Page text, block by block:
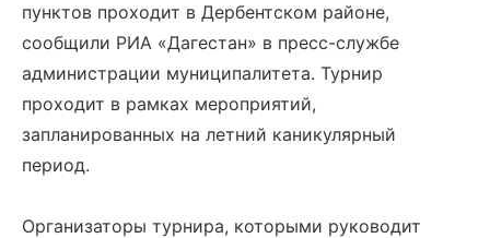
пунктов проходит в Дербентском районе,
сообщили РИА «Дагестан» в пресс-службе
администрации муниципалитета. Турнир
проходит в рамках мероприятий,
запланированных на летний каникулярный
период.
Организаторы турнира, которыми руководит